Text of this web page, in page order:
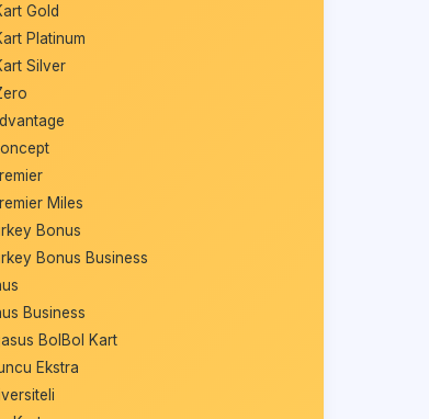
Gold
Platinum
Silver
Miles
Bonus
Bonus Business
Business
BolBol Kart
Ekstra